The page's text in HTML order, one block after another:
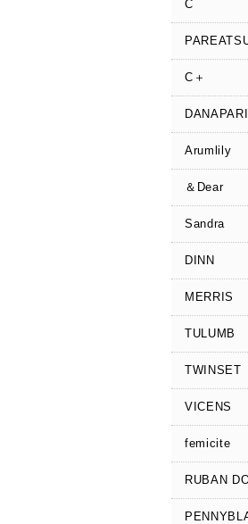
C
C＋
Arumlily
＆Dear
Sandra
DINN
MERRIS
TULUMB
TWINSET
VICENS
femicite
RUBAN